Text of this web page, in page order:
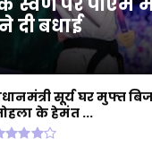
दी बधाई
सूर्य घर मुफ्त
के हेमंत ...